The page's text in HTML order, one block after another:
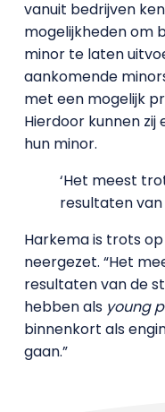
vanuit bedrijven
mogelijkheden om
minor te laten
aankomende
met een mogelijk
Hierdoor kunnen
hun minor.
‘Het meest
resultaten van
Harkema is trots
neergezet. “Het
resultaten van de
hebben als young
binnenkort als
gaan.”